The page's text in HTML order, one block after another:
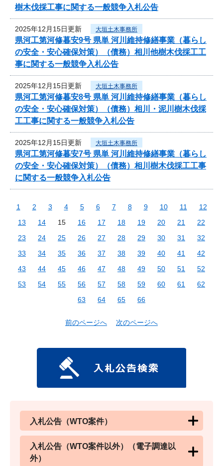
樹木伐採工事に関する一般競争入札公告
2025年12月15日更新 大垣土木事務所
県河工第河修暮安9号 県単 河川維持修繕事業（暮らし
の安全・安心確保対策）（債務）相川他樹木伐採工工
事に関する一般競争入札公告
2025年12月15日更新 大垣土木事務所
県河工第河修暮安8号 県単 河川維持修繕事業（暮らし
の安全・安心確保対策）（債務）相川・泥川樹木伐採
工工事に関する一般競争入札公告
2025年12月15日更新 大垣土木事務所
県河工第河修暮安7号 県単 河川維持修繕事業（暮らし
の安全・安心確保対策）（債務）相川樹木伐採工工事
に関する一般競争入札公告
1 2 3 4 5 6 7 8 9 10 11
12
13
14 15 16 17 18 19 20 21
22
23
24 25 26 27 28 29 30 31
32
33
34 35 36 37 38 39 40 41
42
43
44 45 46 47 48 49 50 51
52
53
54 55 56 57 58 59 60 61
62
63
64 65 66
前のページへ 次のページへ
入札公告（WTO案件）
入札公告（WTO案件以外）（電子調達以
外）